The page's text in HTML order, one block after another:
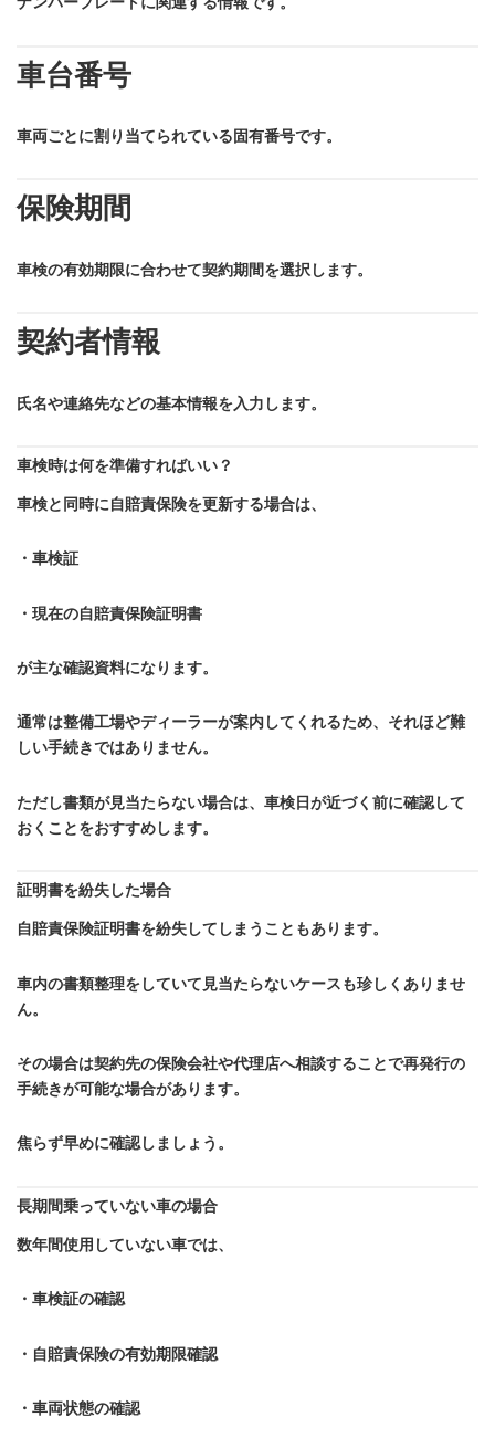
車台番号
車両ごとに割り当てられている固有番号です。
保険期間
車検の有効期限に合わせて契約期間を選択します。
契約者情報
氏名や連絡先などの基本情報を入力します。
車検時は何を準備すればいい？
車検と同時に自賠責保険を更新する場合は、
・車検証
・現在の自賠責保険証明書
が主な確認資料になります。
通常は整備工場やディーラーが案内してくれるため、それほど難
しい手続きではありません。
ただし書類が見当たらない場合は、車検日が近づく前に確認して
おくことをおすすめします。
証明書を紛失した場合
自賠責保険証明書を紛失してしまうこともあります。
車内の書類整理をしていて見当たらないケースも珍しくありませ
ん。
その場合は契約先の保険会社や代理店へ相談することで再発行の
手続きが可能な場合があります。
焦らず早めに確認しましょう。
長期間乗っていない車の場合
数年間使用していない車では、
・車検証の確認
・自賠責保険の有効期限確認
・車両状態の確認